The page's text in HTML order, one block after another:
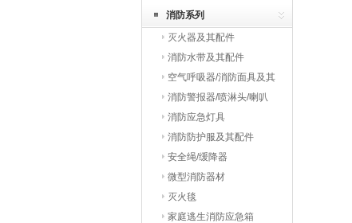
消防系列
灭火器及其配件
消防水带及其配件
空气呼吸器/消防面具及其
配件
消防警报器/喷淋头/喇叭
消防应急灯具
消防防护服及其配件
安全绳/缓降器
微型消防器材
灭火毯
家庭逃生消防应急箱